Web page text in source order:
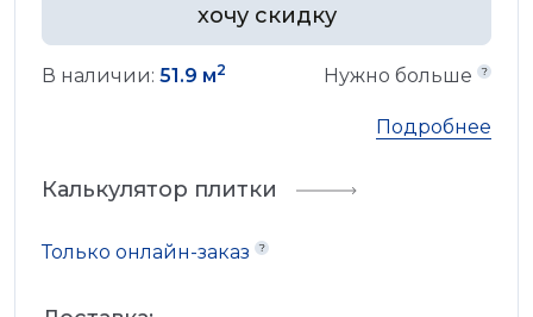
хочу скидку
В наличии: 51.9 м2 Нужно больше
Подробнее
Калькулятор плитки
Только онлайн-заказ